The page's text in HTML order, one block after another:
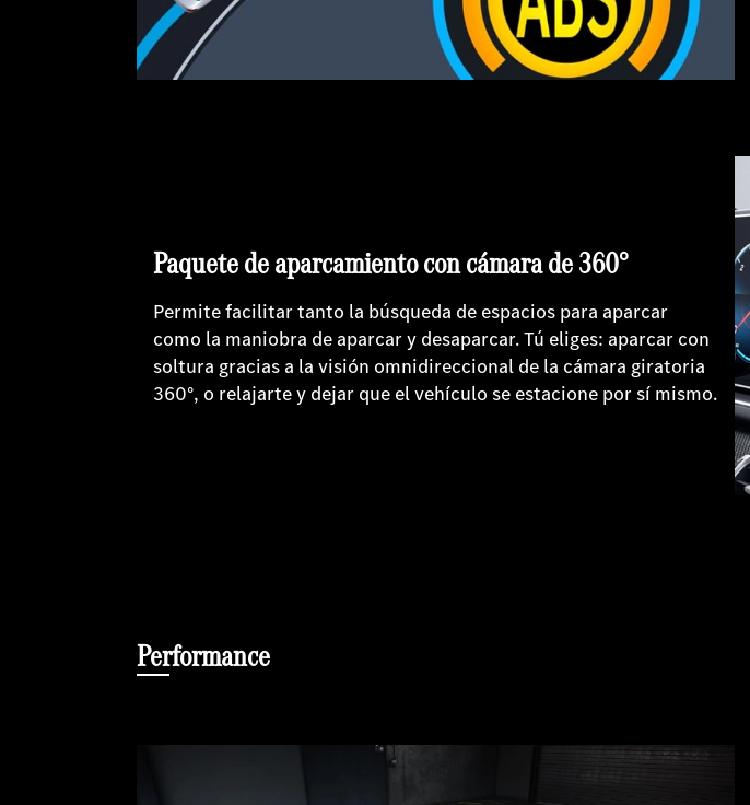
Paquete de aparcamiento con cámara de 360°
Permite facilitar tanto la búsqueda de espacios para aparcar
como la maniobra de aparcar y desaparcar. Tú eliges: aparcar con
soltura gracias a la visión omnidireccional de la cámara giratoria
360°, o relajarte y dejar que el vehículo se estacione por sí mismo.
Performance